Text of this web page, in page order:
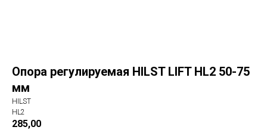
Опора регулируемая HILST LIFT HL2 50-75
мм
HILST
HL2
285,00